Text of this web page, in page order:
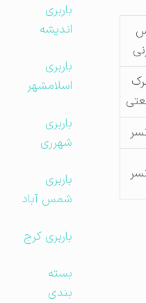
باربری
اندیشه
باربری
اسلامشهر
باربری
شهرری
باربری
شمس آباد
باربری کرج
بسته
بندی